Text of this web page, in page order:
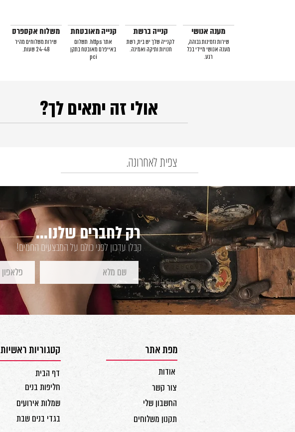
משלוח אקספרס
שירות משלוחים מהיר
24-48 שעות.
קנייה מאובטחת
אתר https. תשלום
באייפרם מאובטח בתקן
pci
קנייה ברשת
לקנייה שלך יש בית, רשת
חנויות ותיקה ואמינה.
מענה אנושי
שירות וזמינות גבוהה,
מענה אנושי מיידי בכל
רגע.
אולי זה יתאים לך?
צפית לאחרונה.
קבלו עדכון לפני כולם על המבצעים החמים!
רק לחברים שלנו...
קטגוריות ראשיות
חליפות בנים
שמלות אירועים
בגדי בנים שבת
דף הבית
מפת אתר
אודות
צור קשר
החשבון שלי
תקנון משלוחים